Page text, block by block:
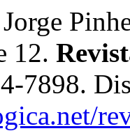
12.
7898.